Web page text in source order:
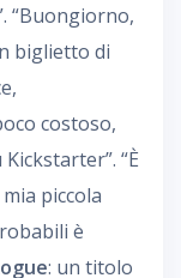
“Buongiorno,
biglietto di
costoso,
“È
piccola
è
: un titolo